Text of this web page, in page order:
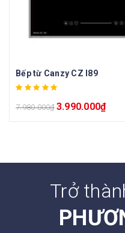
Bếp từ Canzy CZ I89
7.980.000₫ 3.990.000₫
Trở